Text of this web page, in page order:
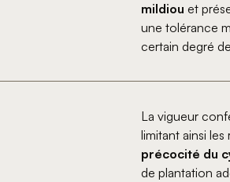
mildiou et
une tolérance
certain degré
La vigueur
limitant ainsi
précocité du
de plantation